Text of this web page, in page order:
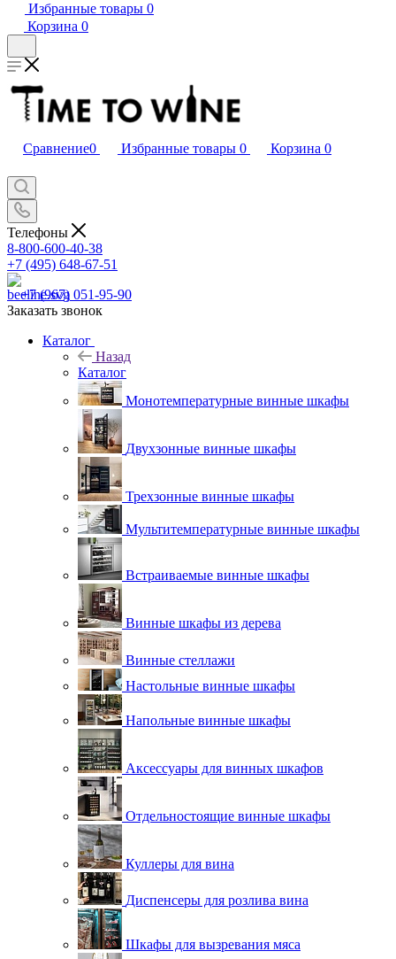
Избранные товары 0
Корзина 0
Сравнение0 Избранные товары 0 Корзина 0
Телефоны
8-800-600-40-38
+7 (495) 648-67-51
+7 (967) 051-95-90
Заказать звонок
Каталог
Назад
Каталог
Монотемпературные винные шкафы
Двухзонные винные шкафы
Трехзонные винные шкафы
Мультитемпературные винные шкафы
Встраиваемые винные шкафы
Винные шкафы из дерева
Винные стеллажи
Настольные винные шкафы
Напольные винные шкафы
Аксессуары для винных шкафов
Отдельностоящие винные шкафы
Куллеры для вина
Диспенсеры для розлива вина
Шкафы для вызревания мяса